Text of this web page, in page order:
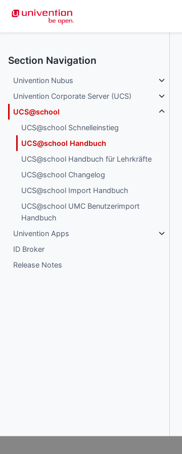
Section Navigation
Univention Nubus
Univention Corporate Server (UCS)
UCS@school
UCS@school Schnelleinstieg
UCS@school Handbuch
UCS@school Handbuch für Lehrkräfte
UCS@school Changelog
UCS@school Import Handbuch
UCS@school UMC Benutzerimport
Handbuch
Univention Apps
ID Broker
Release Notes